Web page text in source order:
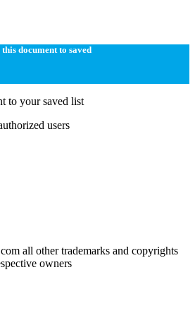
this document to saved
to your saved list
users
all other trademarks and copyrights
owners